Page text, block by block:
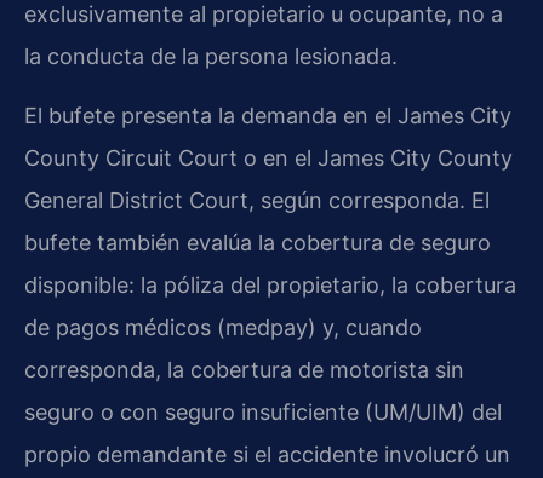
exclusivamente al propietario u ocupante, no a
la conducta de la persona lesionada.
El bufete presenta la demanda en el James City
County Circuit Court o en el James City County
General District Court, según corresponda. El
bufete también evalúa la cobertura de seguro
disponible: la póliza del propietario, la cobertura
de pagos médicos (medpay) y, cuando
corresponda, la cobertura de motorista sin
seguro o con seguro insuficiente (UM/UIM) del
propio demandante si el accidente involucró un